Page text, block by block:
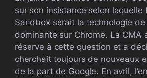
sur son insistance selon laquelle
Sandbox serait la technologie
dominante sur Chrome. La CMA
réserve à cette question et a
cherchait toujours de nouveaux
de la part de Google. En avril,